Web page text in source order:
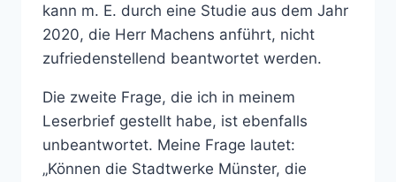
kann m. E. durch eine Studie aus dem Jahr
2020, die Herr Machens anführt, nicht
zufriedenstellend beantwortet werden.
Die zweite Frage, die ich in meinem
Leserbrief gestellt habe, ist ebenfalls
unbeantwortet. Meine Frage lautet:
„Können die Stadtwerke Münster, die